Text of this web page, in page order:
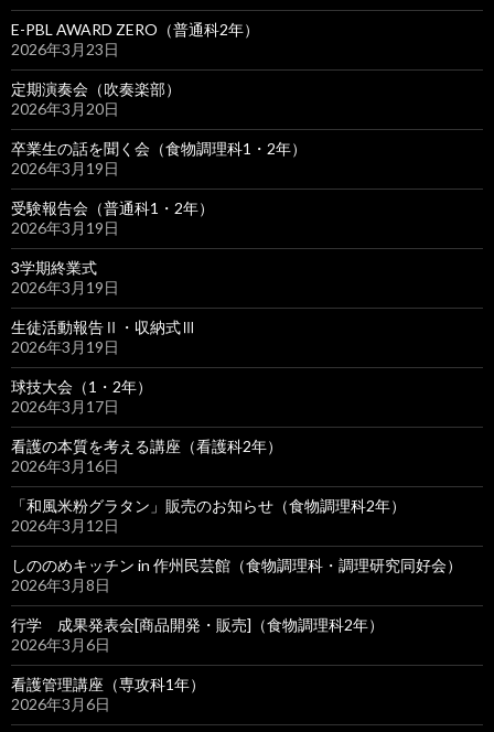
E-PBL AWARD ZERO（普通科2年）
2026年3月23日
定期演奏会（吹奏楽部）
2026年3月20日
卒業生の話を聞く会（食物調理科1・2年）
2026年3月19日
受験報告会（普通科1・2年）
2026年3月19日
3学期終業式
2026年3月19日
生徒活動報告Ⅱ・収納式Ⅲ
2026年3月19日
球技大会（1・2年）
2026年3月17日
看護の本質を考える講座（看護科2年）
2026年3月16日
「和風米粉グラタン」販売のお知らせ（食物調理科2年）
2026年3月12日
しののめキッチン in 作州民芸館（食物調理科・調理研究同好会）
2026年3月8日
行学 成果発表会[商品開発・販売]（食物調理科2年）
2026年3月6日
看護管理講座（専攻科1年）
2026年3月6日